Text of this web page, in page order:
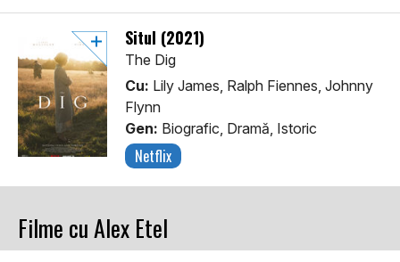
Situl (2021)
The Dig
Cu: Lily James, Ralph Fiennes, Johnny
Flynn
Gen: Biografic, Dramă, Istoric
Netflix
Filme cu Alex Etel